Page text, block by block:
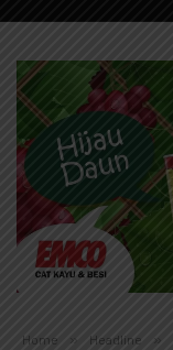
Home » Headline »